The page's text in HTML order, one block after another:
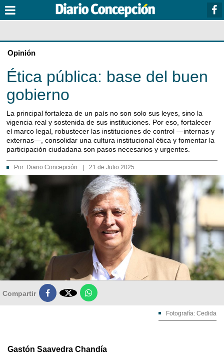
Opinión
Ética pública: base del buen
gobierno
La principal fortaleza de un país no son solo sus leyes, sino la
vigencia real y sostenida de sus instituciones. Por eso, fortalecer
el marco legal, robustecer las instituciones de control —internas y
externas—, consolidar una cultura institucional ética y fomentar la
participación ciudadana son pasos necesarios y urgentes.
Por: Diario Concepción 21 de Julio 2025
Compartir 
Fotografía: Cedida
Gastón Saavedra Chandía